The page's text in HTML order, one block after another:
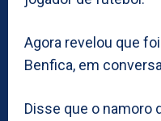
Agora revelou que
Benfica, em
Disse que o namoro